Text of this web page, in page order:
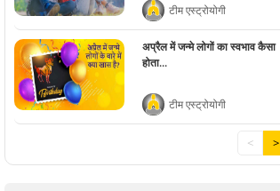
टीम एस्ट्रोयोगी
अप्रैल में जन्मे लोगों का स्वभाव कैसा
होता...
टीम एस्ट्रोयोगी
< >